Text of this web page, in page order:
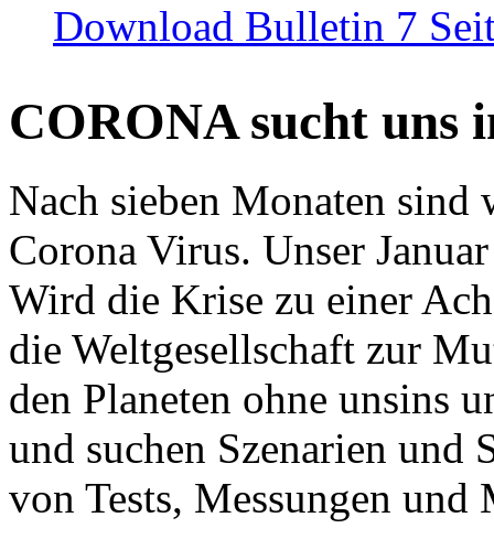
Download Bulletin 7
CORONA sucht uns
Nach sieben Monaten
Corona Virus. Unser
Wird die Krise zu einer
die Weltgesellschaft zur
den Planeten ohne unsins
und suchen Szenarien und
von Tests, Messungen und